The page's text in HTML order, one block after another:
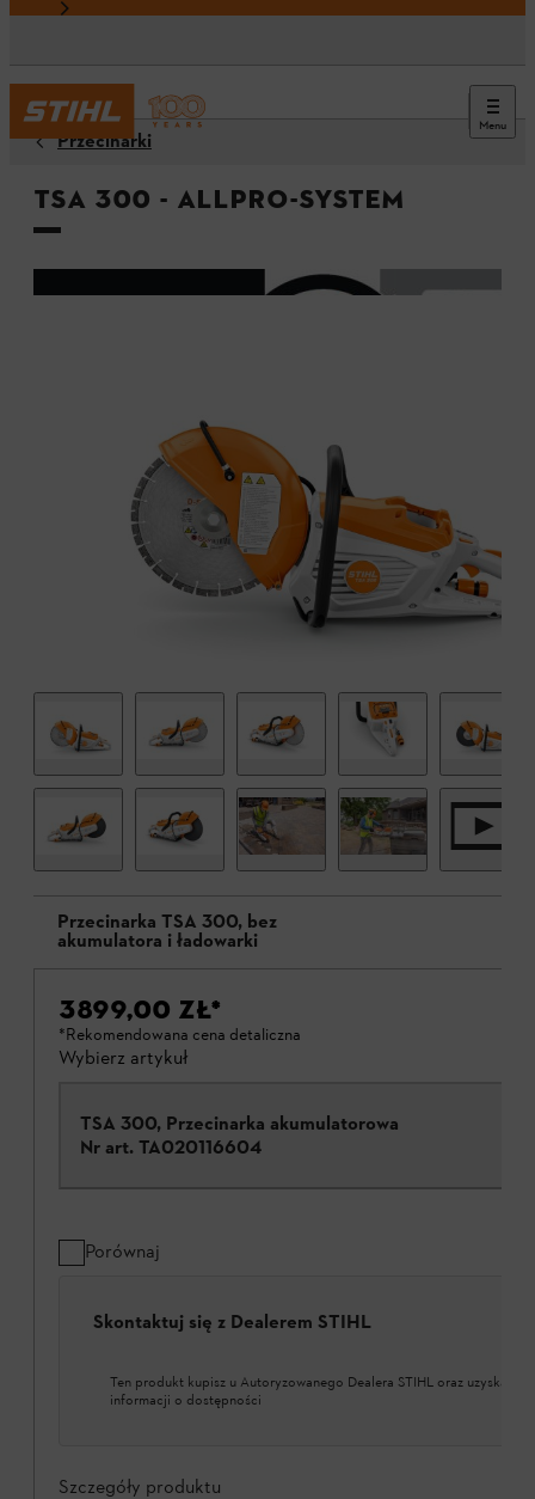
Menu
Przecinarki
TSA 300 - ALLPRO-System
Przecinarka TSA 300, bez
akumulatora i ładowarki
3899,00 ZŁ*
*Rekomendowana cena detaliczna
Wybierz artykuł
TSA 300, Przecinarka akumulatorowa
Nr art. TA020116604
Porównaj
Skontaktuj się z Dealerem STIHL
Ten produkt kupisz u Autoryzowanego Dealera STIHL oraz uzyskasz
informacji o dostępności
Szczegóły produktu